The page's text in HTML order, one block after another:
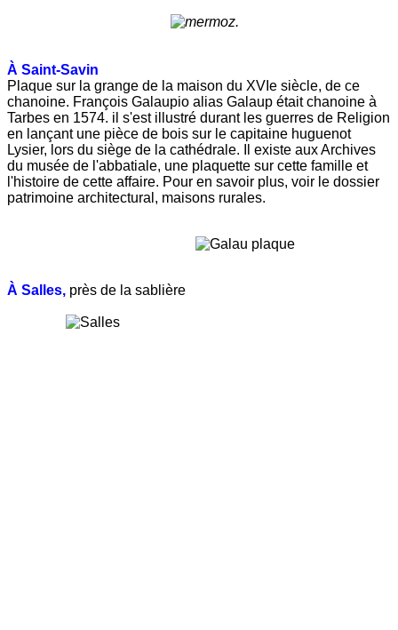
.
À Saint-Savin
Plaque sur la grange de la maison du XVIe siècle, de ce
chanoine. François Galaupio alias Galaup était chanoine à
Tarbes en 1574. il s'est illustré durant les guerres de Religion
en lançant une pièce de bois sur le capitaine huguenot
Lysier, lors du siège de la cathédrale. Il existe aux Archives
du musée de l'abbatiale, une plaquette sur cette famille et
l'histoire de cette affaire. Pour en savoir plus, voir le dossier
patrimoine architectural, maisons rurales.
À Salles, près de la sablière